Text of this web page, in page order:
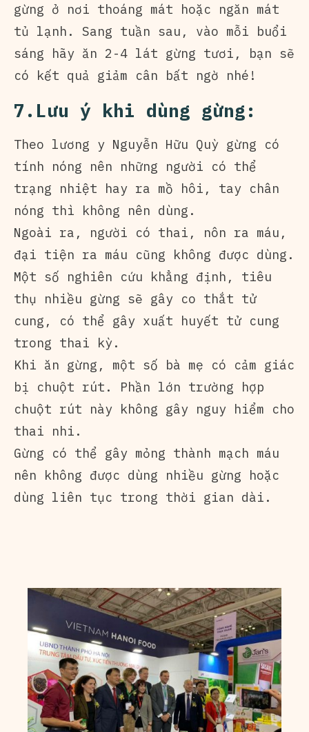
gừng ở nơi thoáng mát hoặc ngăn mát
tủ lạnh. Sang tuần sau, vào mỗi buổi
sáng hãy ăn 2-4 lát gừng tươi, bạn sẽ
có kết quả giảm cân bất ngờ nhé!
7.Lưu ý khi dùng gừng:
Theo lương y Nguyễn Hữu Quỳ gừng có
tính nóng nên những người có thể
trạng nhiệt hay ra mồ hôi, tay chân
nóng thì không nên dùng.
Ngoài ra, người có thai, nôn ra máu,
đại tiện ra máu cũng không được dùng.
Một số nghiên cứu khẳng định, tiêu
thụ nhiều gừng sẽ gây co thắt tử
cung, có thể gây xuất huyết tử cung
trong thai kỳ.
Khi ăn gừng, một số bà mẹ có cảm giác
bị chuột rút. Phần lớn trường hợp
chuột rút này không gây nguy hiểm cho
thai nhi.
Gừng có thể gây mỏng thành mạch máu
nên không được dùng nhiều gừng hoặc
dùng liên tục trong thời gian dài.